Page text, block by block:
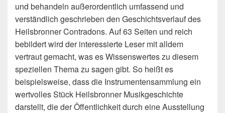
und behandeln außerordentlich umfassend und
verständlich geschrieben den Geschichtsverlauf des
Heilsbronner Contradons. Auf 63 Seiten und reich
bebildert wird der interessierte Leser mit alldem
vertraut gemacht, was es Wissenswertes zu diesem
speziellen Thema zu sagen gibt. So heißt es
beispielsweise, dass die Instrumentensammlung ein
wertvolles Stück Heilsbronner Musikgeschichte
darstellt, die der Öffentlichkeit durch eine Ausstellung